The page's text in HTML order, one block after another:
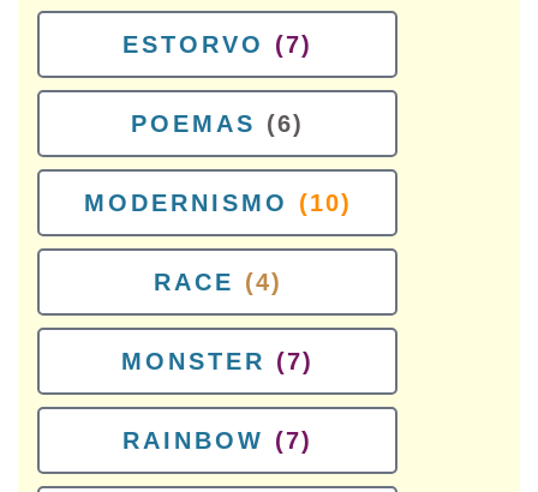
ESTORVO (7)
POEMAS (6)
MODERNISMO (10)
RACE (4)
MONSTER (7)
RAINBOW (7)